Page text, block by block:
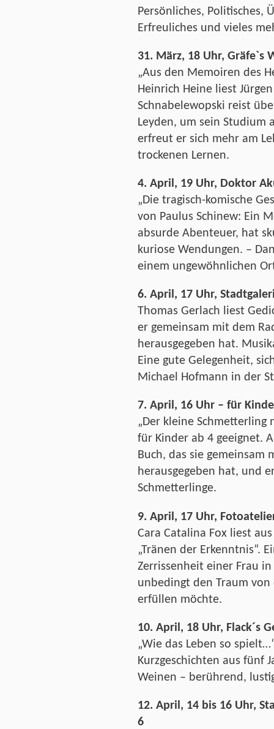
Persönliches, Politisches,
Erfreuliches und vieles
31. März, 18 Uhr, Gräfe`s
„Aus den Memoiren des
Heinrich Heine liest
Schnabelewopski reist
Leyden, um sein Studium
erfreut er sich mehr am
trockenen Lernen.
4. April, 19 Uhr, Doktor
„Die tragisch-komische
von Paulus Schinew: Ein
absurde Abenteuer, hat
kuriose Wendungen. –
einem ungewöhnlichen
6. April, 17 Uhr,
Thomas Gerlach liest
er gemeinsam mit dem
herausgegeben hat.
Eine gute Gelegenheit,
Michael Hofmann in der
7. April, 16 Uhr – für
„Der kleine
für Kinder ab 4 geeignet.
Buch, das sie gemeinsam
herausgegeben hat, und
Schmetterlinge.
9. April, 17 Uhr,
Cara Catalina Fox liest
„Tränen der Erkenntnis“.
Zerrissenheit einer Frau
unbedingt den Traum
erfüllen möchte.
10. April, 18 Uhr, Flack´s
„Wie das Leben so
Kurzgeschichten aus fünf
Weinen – berührend,
12. April, 14 bis 16 Uhr,
6